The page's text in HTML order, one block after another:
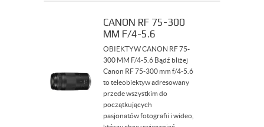
CANON RF 75-300
MM F/4-5.6
OBIEKTYW CANON RF 75-
300 MM F/4-5.6 Bądź bliżej
Canon RF 75-300 mm f/4-5.6
to teleobiektyw adresowany
przede wszystkim do
początkujących
pasjonatów fotografii i wideo,